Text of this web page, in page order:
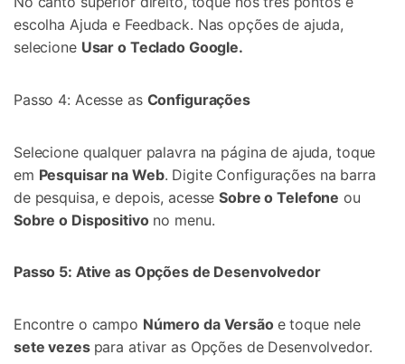
escolha Ajuda e Feedback. Nas opções de ajuda,
selecione Usar o Teclado Google.
Passo 4: Acesse as Configurações
Selecione qualquer palavra na página de ajuda, toque
em Pesquisar na Web. Digite Configurações na barra
de pesquisa, e depois, acesseSobre o Telefone ou
Sobre o Dispositivono menu.
Passo 5: Ative as Opções de Desenvolvedor
Encontre o campo Número da Versão e toque nele
sete vezes para ativar as Opções de Desenvolvedor.